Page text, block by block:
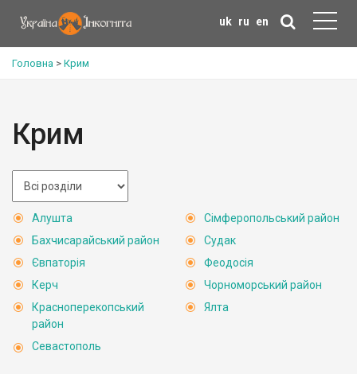
uk ru en
Головна > Крим
Крим
Алушта
Бахчисарайський район
Євпаторія
Керч
Красноперекопський
район
Севастополь
Сімферопольський район
Судак
Феодосія
Чорноморський район
Ялта